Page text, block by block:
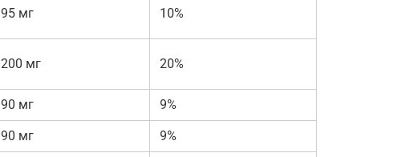
95 мг 10%
200 мг 20%
90 мг 9%
90 мг 9%